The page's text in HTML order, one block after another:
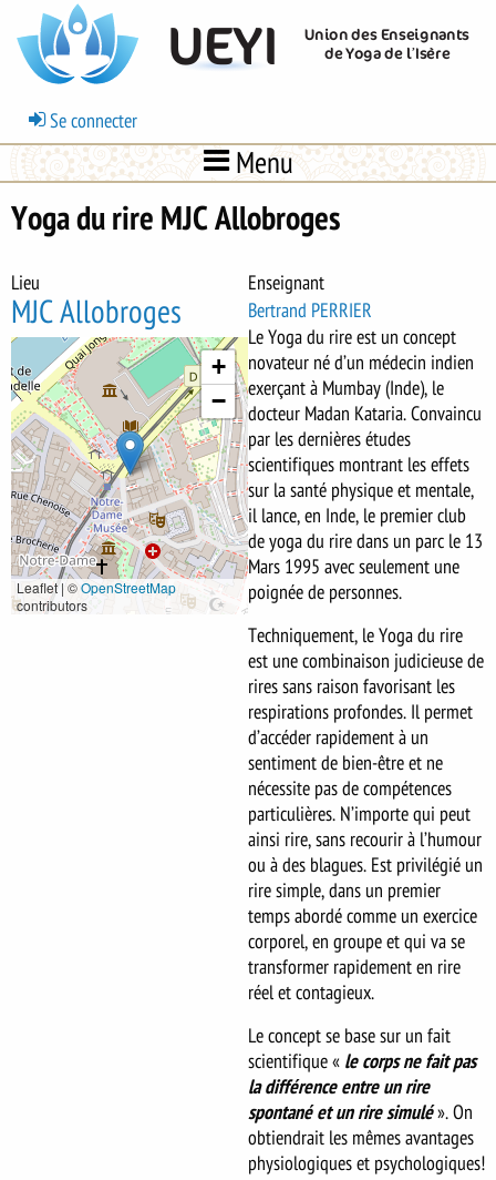
contenu
principal
UEYI
Union des Enseignants
de Yoga de l’Isère
Menu
du
compte
de
l'utilisateur
Se connecter
Menu
Yoga du rire MJC Allobroges
Lieu
MJC Allobroges
+
−
Leaflet | ©OpenStreetMap
contributors
Enseignant
Bertrand PERRIER
Body
Le Yoga du rire est un concept
novateur né d’un médecin indien
exerçant à Mumbay (Inde), le
docteur Madan Kataria. Convaincu
par les dernières études
scientifiques montrant les effets
sur la santé physique et mentale,
il lance, en Inde, le premier club
de yoga du rire dans un parc le 13
Mars 1995 avec seulement une
poignée de personnes.
Techniquement, le Yoga du rire
est une combinaison judicieuse de
rires sans raison favorisant les
respirations profondes. Il permet
d’accéder rapidement à un
sentiment de bien-être et ne
nécessite pas de compétences
particulières. N’importe qui peut
ainsi rire, sans recourir à l’humour
ou à des blagues. Est privilégié un
rire simple, dans un premier
temps abordé comme un exercice
corporel, en groupe et qui va se
transformer rapidement en rire
réel et contagieux.
Le concept se base sur un fait
scientifique « le corps ne fait pas
la différence entre un rire
spontané et un rire simulé». On
obtiendrait les mêmes avantages
physiologiques et psychologiques!